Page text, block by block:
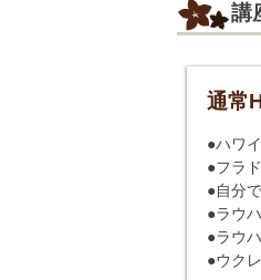
講
通常
●ハワ
●フラ
●自分
●ラウ
●ラウ
●ウク